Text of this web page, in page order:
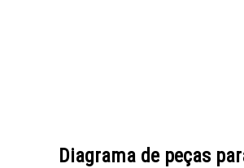
Diagrama de peças